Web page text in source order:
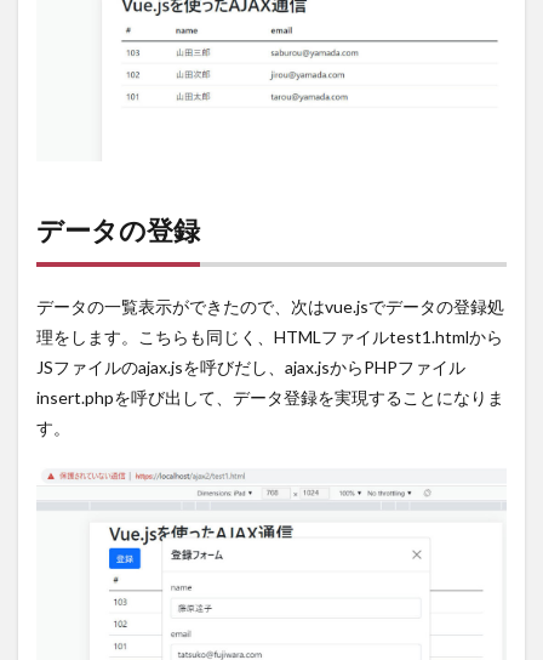
データの登録
データの一覧表示ができたので、次はvue.jsでデータの登録処
理をします。こちらも同じく、HTMLファイルtest1.htmlから
JSファイルのajax.jsを呼びだし、ajax.jsからPHPファイル
insert.phpを呼び出して、データ登録を実現することになりま
す。